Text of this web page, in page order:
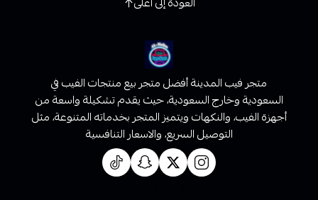
متجر فيب المدينة أفضل متجر بيع منتجات الفيب في
السعودية وخارج السعودية، حيث يقدم تشكيلة واسعة من
أجهزة الفيب، والنكهات ويتميز المتجر بخدماته المتنوعة، مثل
التوصيل السريع، والاسعار التنافسية